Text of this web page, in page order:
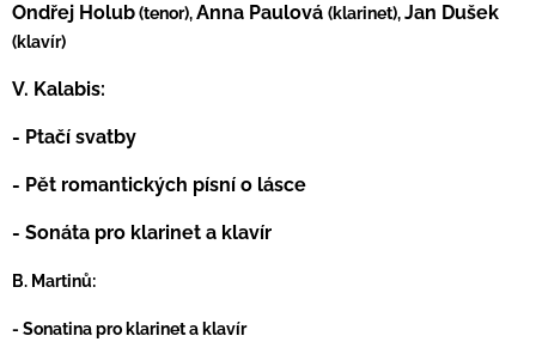
Ondřej Holub(tenor),Anna Paulová (klarinet),Jan Dušek
(klavír)
V. Kalabis:
- Ptačí svatby
- Pět romantických písní o lásce
- Sonáta pro klarinet a klavír
B. Martinů:
- Sonatina pro klarinet a klavír